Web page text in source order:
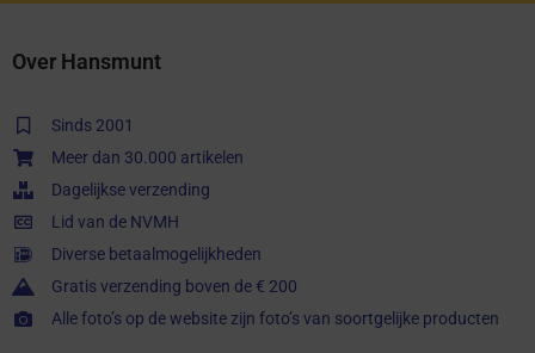
Over Hansmunt
Sinds 2001
Meer dan 30.000 artikelen
Dagelijkse verzending
Lid van de NVMH
Diverse betaalmogelijkheden
Gratis verzending boven de € 200
Alle foto’s op de website zijn foto’s van soortgelijke producten